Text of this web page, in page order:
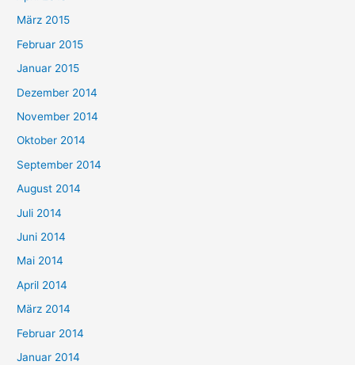
März 2015
Februar 2015
Januar 2015
Dezember 2014
November 2014
Oktober 2014
September 2014
August 2014
Juli 2014
Juni 2014
Mai 2014
April 2014
März 2014
Februar 2014
Januar 2014